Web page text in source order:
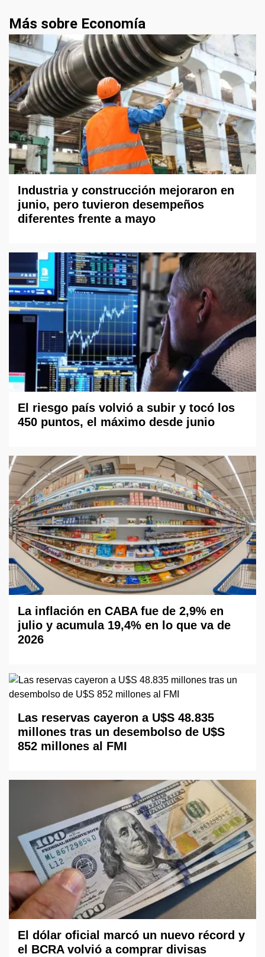
Más sobre Economía
Industria y construcción mejoraron en
junio, pero tuvieron desempeños
diferentes frente a mayo
El riesgo país volvió a subir y tocó los
450 puntos, el máximo desde junio
La inflación en CABA fue de 2,9% en
julio y acumula 19,4% en lo que va de
2026
Las reservas cayeron a U$S 48.835
millones tras un desembolso de U$S
852 millones al FMI
El dólar oficial marcó un nuevo récord y
el BCRA volvió a comprar divisas